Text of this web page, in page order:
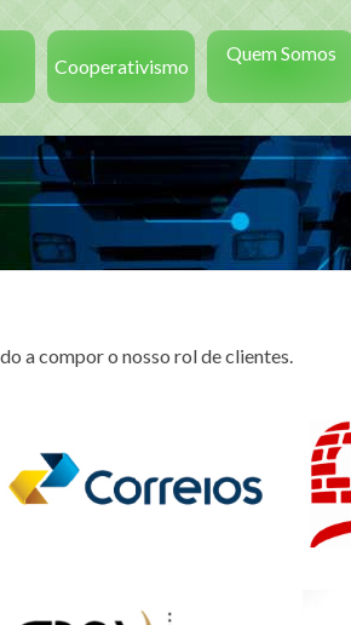
Cooperativismo
Quem Somos
a compor o nosso rol de clientes.